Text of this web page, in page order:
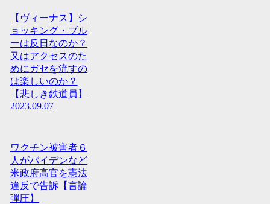
【ヴィーナス】シ
ョッキング・ブル
ーは反日なのか？
又はアクセスのた
めにガセを流すの
は楽しいのか？
【悲しき鉄道員】
2023.09.07
ワクチン被害者６
人がバイデンなど
米政府高官を憲法
違反で告訴【言論
弾圧】